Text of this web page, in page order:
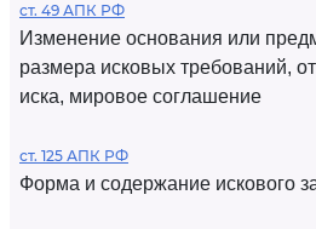
ст. 49 АПК РФ
Изменение основания или
размера исковых требований,
иска, мировое соглашение
ст. 125 АПК РФ
Форма и содержание искового